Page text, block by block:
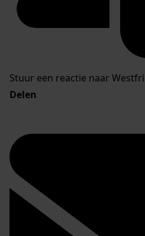
Stuur een reactie naar
Delen